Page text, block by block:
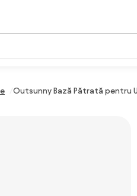
Outsunny Bază Pătrată pentru